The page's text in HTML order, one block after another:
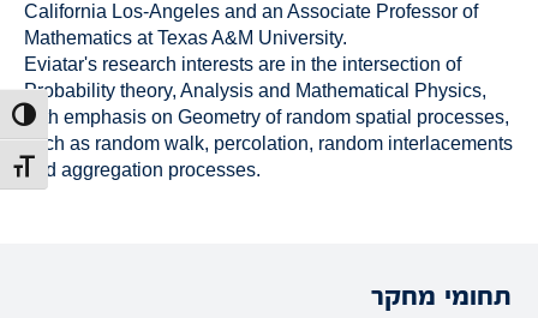
הפעל/
מתג
California Los-Angeles and an Associate Professor of
Mathematics at Texas A&M University.
Eviatar's research interests are in the intersection of
Probability theory, Analysis and Mathematical Physics,
with emphasis on Geometry of random spatial processes,
such as random walk, percolation, random interlacements
and aggregation processes.
תחומי מחקר